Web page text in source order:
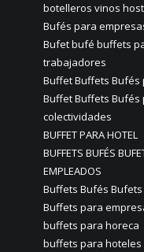
botelleros vinos
Bufés para
Bufet bufé buffets
trabajadores
Buffet Buffets Bufés
Buffet Buffets
colectividades
BUFFET PARA HOTEL
BUFFETS BUFÉS
EMPLEADOS
Buffets Bufés
Buffets para
buffets para horeca
buffets para hoteles